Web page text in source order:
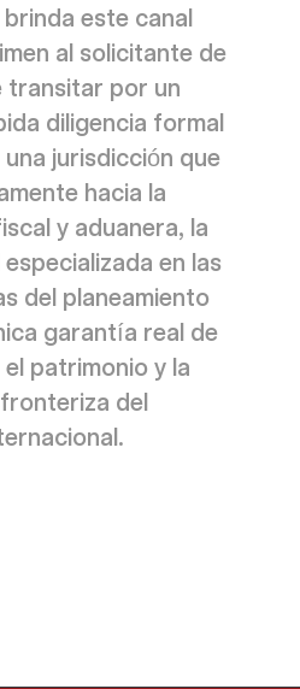
este canal
al solicitante de
transitar por un
diligencia formal
jurisdicción que
hacia la
y aduanera, la
en las
del planeamiento
garantía real de
patrimonio y la
del